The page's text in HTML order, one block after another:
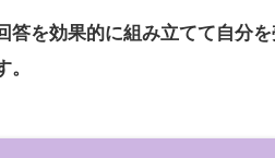
答を効果的に組み立てて自分